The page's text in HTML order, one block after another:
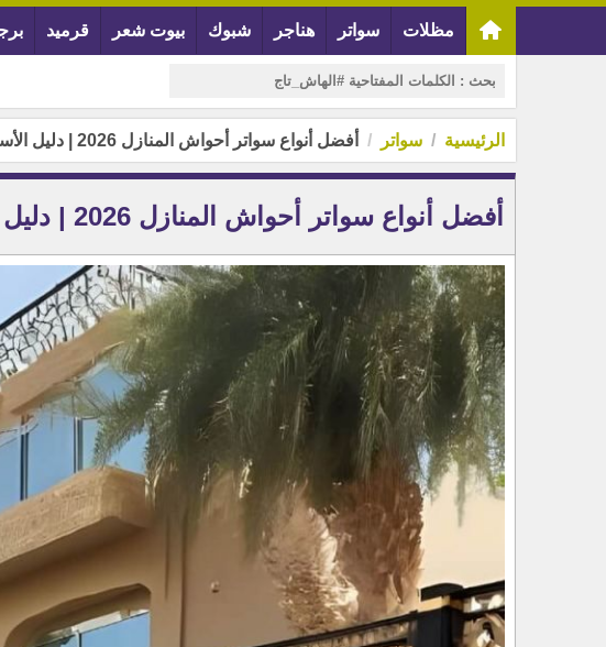
مظلات سواتر هناجر شبوك بيوت شعر قرميد
الرئيسية سواتر أفضل أنواع سواتر أحواش المنازل 2026 | دليل الأسعار والتركيب والمميزات
أفضل أنواع سواتر أحواش المنازل 2026 | دليل الأسعار والتركيب والمميزات